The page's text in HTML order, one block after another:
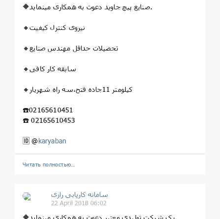
🔶صنایع پیچ جاوید دعوت به همکاری مینماید.
🔸نیروی کنترل کیفیت
🔸تحصیلات حداقل مهندس صنایع
🔸سابقه کار کافی
🔸کیلومتر 11جاده فتح،سه راه شهریار
☎️02165610451
☎️ 02165610453
🆔 @ karyaban
Читать полностью…
سامانه کاریابی رازی
22 April 2018 06:02